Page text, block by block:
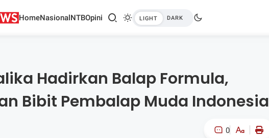
HomeNasionalNTBOpini
Hadirkan Balap Formula,
Bibit Pembalap Muda Indonesia
0